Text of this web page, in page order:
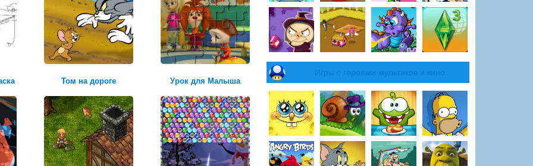
Честь и долг
Том на дороге Урок для Малыша
Игры с героями мультиков и кино